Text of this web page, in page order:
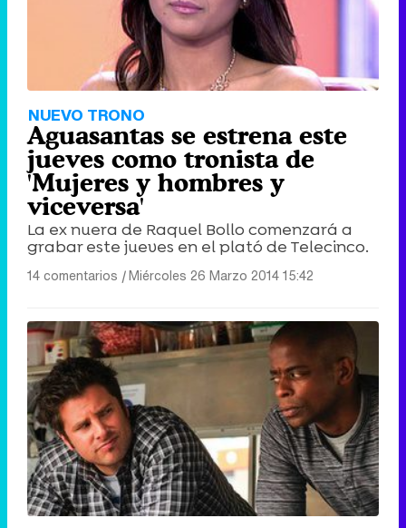
NUEVO TRONO
Aguasantas se estrena este
jueves como tronista de
'Mujeres y hombres y
viceversa'
La ex nuera de Raquel Bollo comenzará a
grabar este jueves en el plató de Telecinco.
14 comentarios |Miércoles 26 Marzo 2014 15:42